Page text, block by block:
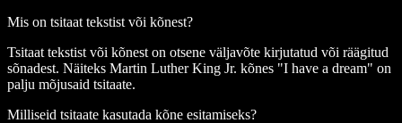
Mis on tsitaat tekstist või kõnest?
Tsitaat tekstist või kõnest on otsene väljavõte kirjutatud või räägitud
sõnadest. Näiteks Martin Luther King Jr. kõnes "I have a dream" on
palju mõjusaid tsitaate.
Milliseid tsitaate kasutada kõne esitamiseks?